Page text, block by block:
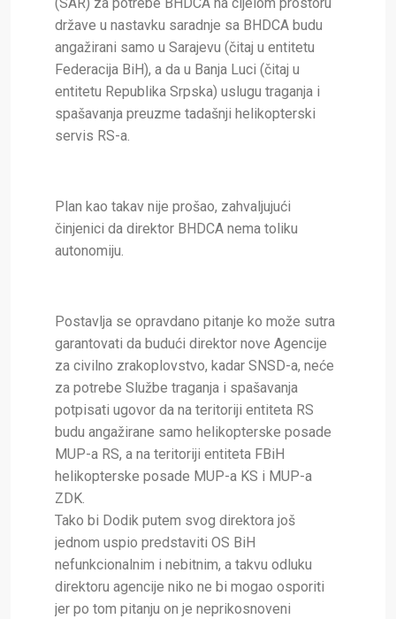
države u nastavku saradnje sa BHDCA budu
angažirani samo u Sarajevu (čitaj u entitetu
Federacija BiH), a da u Banja Luci (čitaj u
entitetu Republika Srpska) uslugu traganja i
spašavanja preuzme tadašnji helikopterski
servis RS-a.
Plan kao takav nije prošao, zahvaljujući
činjenici da direktor BHDCA nema toliku
autonomiju.
Postavlja se opravdano pitanje ko može sutra
garantovati da budući direktor nove Agencije
za civilno zrakoplovstvo, kadar SNSD-a, neće
za potrebe Službe traganja i spašavanja
potpisati ugovor da na teritoriji entiteta RS
budu angažirane samo helikopterske posade
MUP-a RS, a na teritoriji entiteta FBiH
helikopterske posade MUP-a KS i MUP-a
ZDK.
Tako bi Dodik putem svog direktora još
jednom uspio predstaviti OS BiH
nefunkcionalnim i nebitnim, a takvu odluku
direktoru agencije niko ne bi mogao osporiti
jer po tom pitanju on je neprikosnoveni